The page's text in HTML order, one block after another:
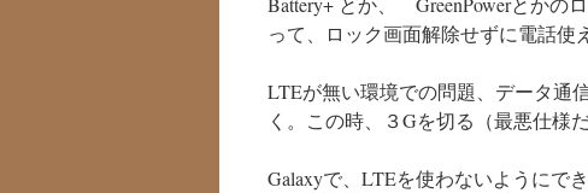
って、ロック画面解除せずに電話使
LTEが無い環境での問題、データ通
く。この時、３Gを切る（最悪仕様
Galaxyで、LTEを使わないように